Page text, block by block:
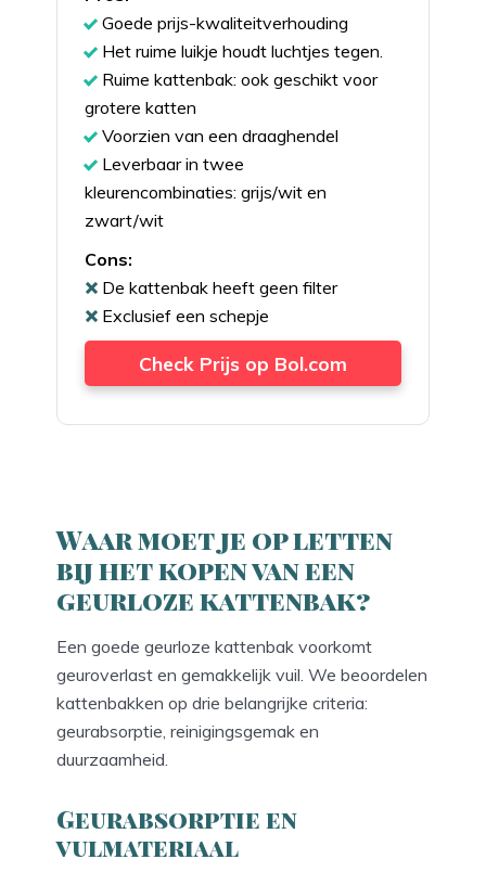
Goede prijs-kwaliteitverhouding
Het ruime luikje houdt luchtjes tegen.
Ruime kattenbak: ook geschikt voor
grotere katten
Voorzien van een draaghendel
Leverbaar in twee
kleurencombinaties: grijs/wit en
zwart/wit
Cons:
De kattenbak heeft geen filter
Exclusief een schepje
Check Prijs op Bol.com
Waar moet je op letten
bij het kopen van een
geurloze kattenbak?
Een goede geurloze kattenbak voorkomt
geuroverlast en gemakkelijk vuil. We beoordelen
kattenbakken op drie belangrijke criteria:
geurabsorptie, reinigingsgemak en
duurzaamheid.
Geurabsorptie en
vulmateriaal